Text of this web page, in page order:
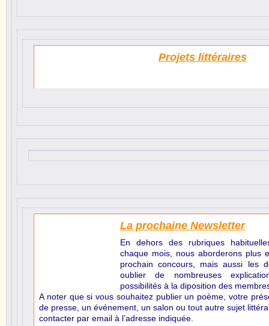
Projets littéraires
La prochaine Newsletter
En dehors des rubriques
chaque mois, nous aborderons plus
prochain concours, mais aussi les
oublier de nombreuses
possibilités à la diposition des
A noter que si vous souhaitez publier un poème, votre
de presse, un événement, un salon ou tout autre sujet
contacter par email à l’adresse indiquée.